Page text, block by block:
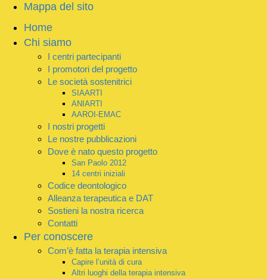
Mappa del sito
Home
Chi siamo
I centri partecipanti
I promotori del progetto
Le società sostenitrici
SIAARTI
ANIARTI
AAROI-EMAC
I nostri progetti
Le nostre pubblicazioni
Dove è nato questo progetto
San Paolo 2012
14 centri iniziali
Codice deontologico
Alleanza terapeutica e DAT
Sostieni la nostra ricerca
Contatti
Per conoscere
Com’è fatta la terapia intensiva
Capire l’unità di cura
Altri luoghi della terapia intensiva